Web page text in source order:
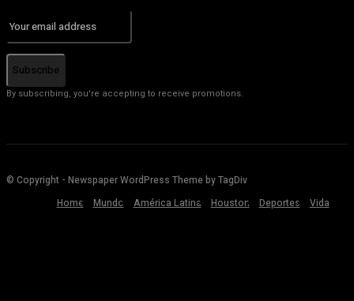
Subscribe
By subscribing, you're accepting to receive promotions.
© Copyright - Newspaper WordPress Theme by TagDiv
Home
Mundo América Latina Houston Deportes Vida